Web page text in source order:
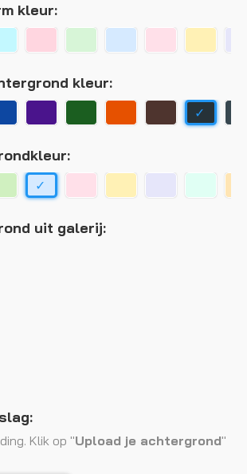
kleur:
kleur:
uit galerij:
Klik op "Upload je achtergrond"